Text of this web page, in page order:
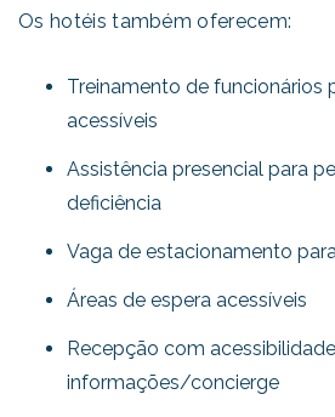
Os hotéis também oferecem:
Treinamento de funcionários
acessíveis
Assistência presencial para
deficiência
Vaga de estacionamento
Áreas de espera acessíveis
Recepção com
informações/concierge